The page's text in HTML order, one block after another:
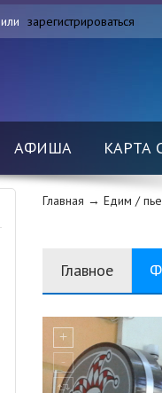
или зарегистрироваться
АФИША КАРТА
Главная → Едим /
Главное